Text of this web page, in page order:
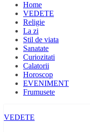
Home
VEDETE
Religie
La zi
Stil de viata
Sanatate
Curiozitati
Calatorii
Horoscop
EVENIMENT
Frumusete
VEDETE